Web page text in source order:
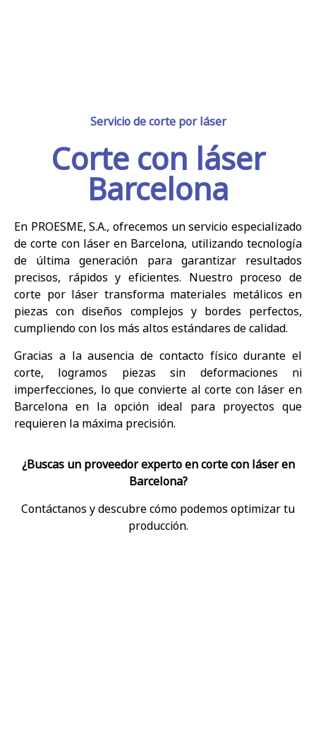
Servicio de corte por láser
Corte con láser
Barcelona
En PROESME, S.A., ofrecemos un servicio especializado
de corte con láser en Barcelona, utilizando tecnología
de última generación para garantizar resultados
precisos, rápidos y eficientes. Nuestro proceso de
corte por láser transforma materiales metálicos en
piezas con diseños complejos y bordes perfectos,
cumpliendo con los más altos estándares de calidad.
Gracias a la ausencia de contacto físico durante el
corte, logramos piezas sin deformaciones ni
imperfecciones, lo que convierte al corte con láser en
Barcelona en la opción ideal para proyectos que
requieren la máxima precisión.
¿Buscas un proveedor experto en corte con láser en
Barcelona?
Contáctanos y descubre cómo podemos optimizar tu
producción.